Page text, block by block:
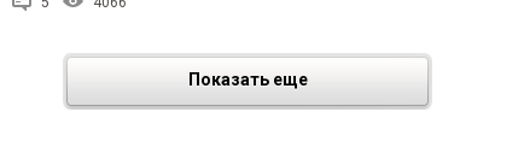
Показать еще